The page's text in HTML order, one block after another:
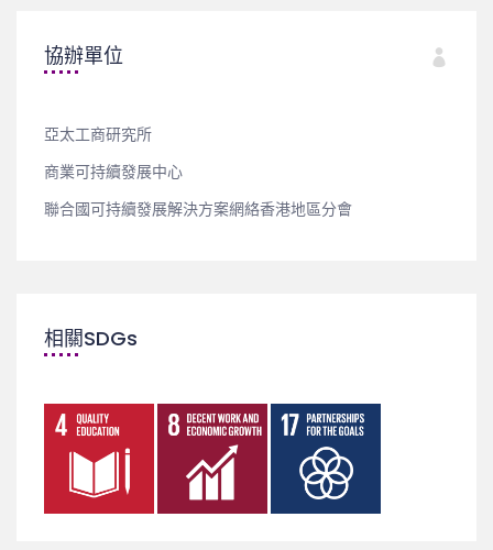
協辦單位
亞太工商研究所
商業可持續發展中心
聯合國可持續發展解決方案網絡香港地區分會
相關SDGs